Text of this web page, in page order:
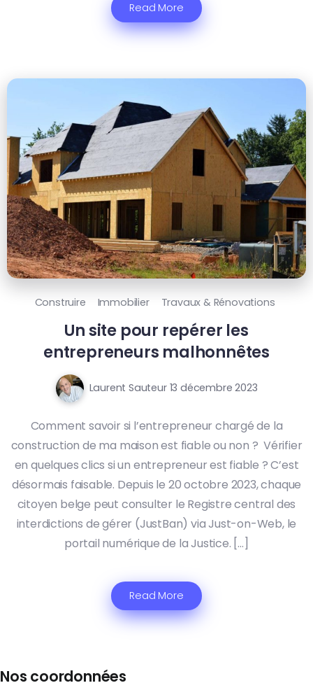
Read More
Construire Immobilier Travaux & Rénovations
Un site pour repérer les
entrepreneurs malhonnêtes
Laurent Sauteur 13 décembre 2023
Comment savoir si l’entrepreneur chargé de la
construction de ma maison est fiable ou non ? Vérifier
en quelques clics si un entrepreneur est fiable ? C’est
désormais faisable. Depuis le 20 octobre 2023, chaque
citoyen belge peut consulter le Registre central des
interdictions de gérer (JustBan) via Just-on-Web, le
portail numérique de la Justice. […]
Read More
Nos coordonnées